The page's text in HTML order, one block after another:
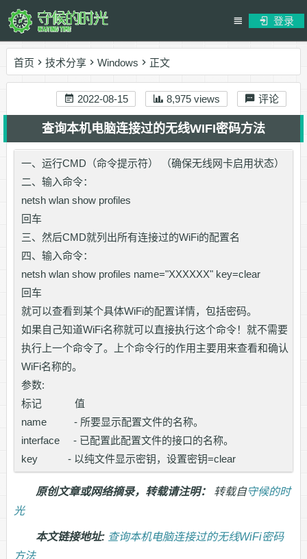
登录
首页 技术分享 Windows 正文
2022-08-15 8,975 views 评论
查询本机电脑连接过的无线WIFI密码方法
一、运行CMD（命令提示符） （确保无线网卡启用状态）
二、输入命令：
netsh wlan show profiles
回车
三、然后CMD就列出所有连接过的WiFi的配置名
四、输入命令：
netsh wlan show profiles name="XXXXXX" key=clear
回车
就可以查看到某个具体WiFi的配置详情，包括密码。
如果自己知道WiFi名称就可以直接执行这个命令！就不需要
执行上一个命令了。上个命令行的作用主要用来查看和确认
WiFi名称的。
参数:
标记 值
name - 所要显示配置文件的名称。
interface - 已配置此配置文件的接口的名称。
key - 以纯文件显示密钥，设置密钥=clear
原创文章或网络摘录，转载请注明： 转载自守候的时
光
本文链接地址: 查询本机电脑连接过的无线WiFi密码
方法